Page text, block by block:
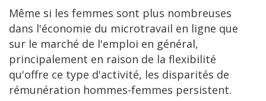
Même si les femmes sont plus nombreuses
dans l'économie du microtravail en ligne que
sur le marché de l'emploi en général,
principalement en raison de la flexibilité
qu'offre ce type d'activité, les disparités de
rémunération hommes-femmes persistent.